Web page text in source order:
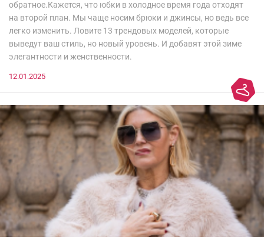
обратное.Кажется, что юбки в холодное время года отходят
на второй план. Мы чаще носим брюки и джинсы, но ведь все
легко изменить. Ловите 13 трендовых моделей, которые
выведут ваш стиль, но новый уровень. И добавят этой зиме
элегантности и женственности.
12.01.2025